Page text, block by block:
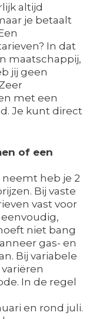
altijd
je betaalt
In dat
maatschappij,
jij geen
met een
Je kunt direct
of een
heb je 2
Bij vaste
vast voor
niet bang
gas- en
Bij variabele
In de regel
en rond juli.